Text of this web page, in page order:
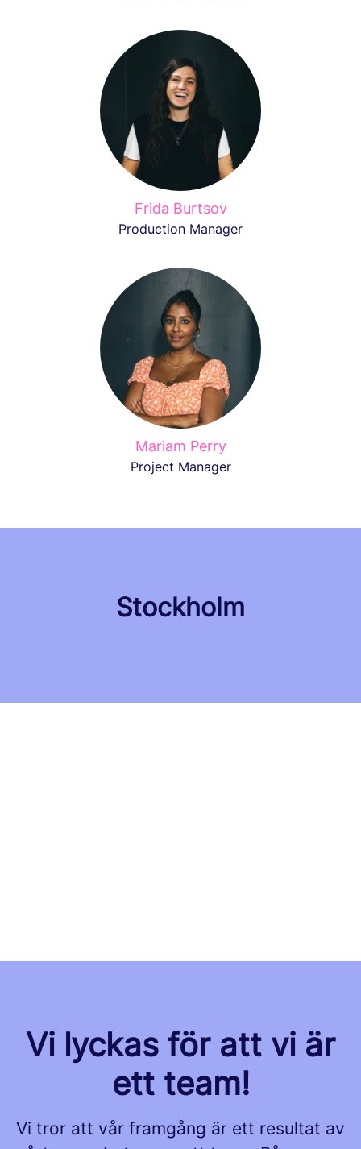
Frida Burtsov
Production Manager
Mariam Perry
Project Manager
Stockholm
Vi lyckas för att vi är
ett team!
Vi tror att vår framgång är ett resultat av